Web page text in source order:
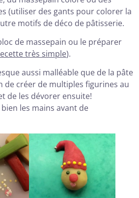
(utiliser des gants pour colorer la
motifs de déco de pâtisserie.
de massepain ou le préparer
très simple).
aussi malléable que de la pâte
de créer de multiples figurines au
de les dévorer ensuite!
les mains avant de